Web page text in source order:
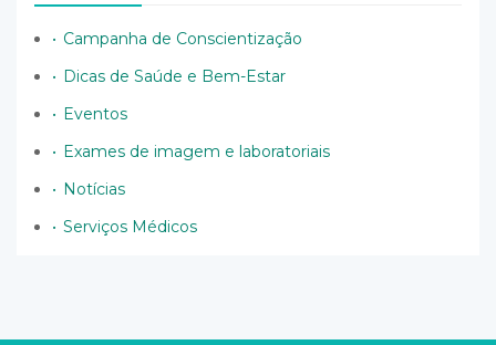
Campanha de Conscientização
Dicas de Saúde e Bem-Estar
Eventos
Exames de imagem e laboratoriais
Notícias
Serviços Médicos